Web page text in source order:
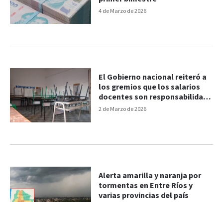
4 de Marzo de 2026
2 de Marzo de 2026
El Gobierno nacional reiteró a
los gremios que los salarios
docentes son responsabilidad
de las provincias
Alerta amarilla y naranja por
tormentas en Entre Ríos y
varias provincias del país